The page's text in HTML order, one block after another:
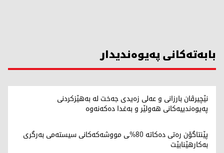
بابەتەکانی پەیوەندیدار
نێچیرڤان بارزانی و عەلی زەیدی جەخت لە بەهێزکردنی
پەیوەندییەکانی هەولێر و بەغدا دەکەنەوە
پێنتاگۆن رەتی دەکاتە 80%ـی مووشەکەکانی سیستەمی بەرگری
بەکارهێنابێت